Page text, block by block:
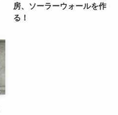
房、ソーラーウォールを作
る！